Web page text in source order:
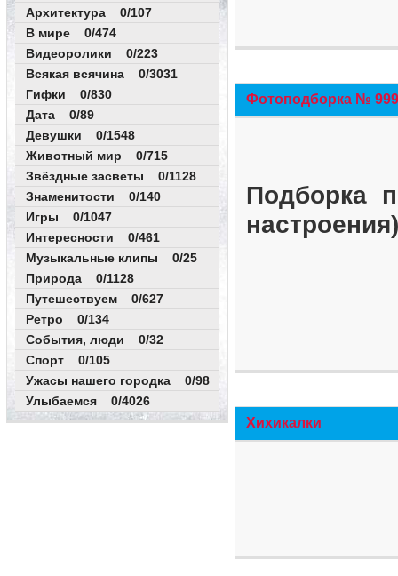
Архитектура 0/107
В мире 0/474
Видеоролики 0/223
Всякая всячина 0/3031
Гифки 0/830
Дата 0/89
Девушки 0/1548
Животный мир 0/715
Звёздные засветы 0/1128
Знаменитости 0/140
Игры 0/1047
Интересности 0/461
Музыкальные клипы 0/25
Природа 0/1128
Путешествуем 0/627
Ретро 0/134
События, люди 0/32
Спорт 0/105
Ужасы нашего городка 0/98
Улыбаемся 0/4026
Фотоподборка №
Подборка
Хихикалки